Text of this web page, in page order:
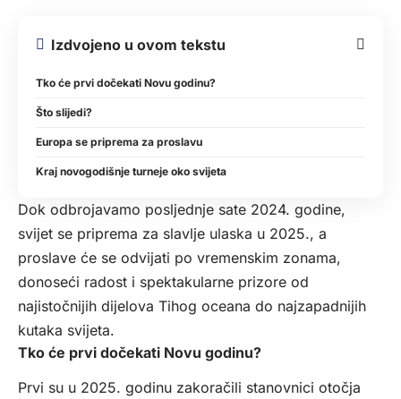
Izdvojeno u ovom tekstu
Tko će prvi dočekati Novu godinu?
Što slijedi?
Europa se priprema za proslavu
Kraj novogodišnje turneje oko svijeta
Dok odbrojavamo posljednje sate 2024. godine,
svijet se priprema za slavlje ulaska u 2025., a
proslave će se odvijati po vremenskim zonama,
donoseći radost i spektakularne prizore od
najistočnijih dijelova Tihog oceana do najzapadnijih
kutaka svijeta.
Tko će prvi dočekati Novu godinu?
Prvi su u 2025. godinu zakoračili stanovnici otočja